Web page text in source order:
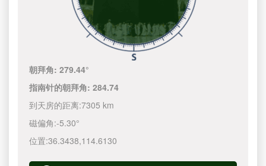
朝拜角:279.44°
指南针的朝拜角:284.74
到天房的距离:7305 km
磁偏角:-5.30°
位置:36.3438,114.6130